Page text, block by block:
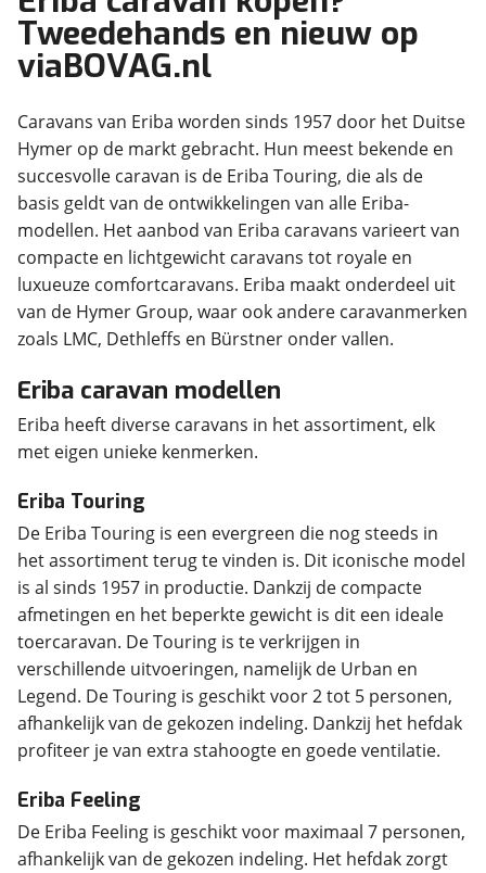
Tweedehands en nieuw op
viaBOVAG.nl
Caravans van Eriba worden sinds 1957 door het Duitse
Hymer op de markt gebracht. Hun meest bekende en
succesvolle caravan is de Eriba Touring, die als de
basis geldt van de ontwikkelingen van alle Eriba-
modellen. Het aanbod van Eriba caravans varieert van
compacte en lichtgewicht caravans tot royale en
luxueuze comfortcaravans. Eriba maakt onderdeel uit
van de Hymer Group, waar ook andere caravanmerken
zoals LMC, Dethleffs en Bürstner onder vallen.
Eriba caravan modellen
Eriba heeft diverse caravans in het assortiment, elk
met eigen unieke kenmerken.
Eriba Touring
De Eriba Touring is een evergreen die nog steeds in
het assortiment terug te vinden is. Dit iconische model
is al sinds 1957 in productie. Dankzij de compacte
afmetingen en het beperkte gewicht is dit een ideale
toercaravan. De Touring is te verkrijgen in
verschillende uitvoeringen, namelijk de Urban en
Legend. De Touring is geschikt voor 2 tot 5 personen,
afhankelijk van de gekozen indeling. Dankzij het hefdak
profiteer je van extra stahoogte en goede ventilatie.
Eriba Feeling
De Eriba Feeling is geschikt voor maximaal 7 personen,
afhankelijk van de gekozen indeling. Het hefdak zorgt